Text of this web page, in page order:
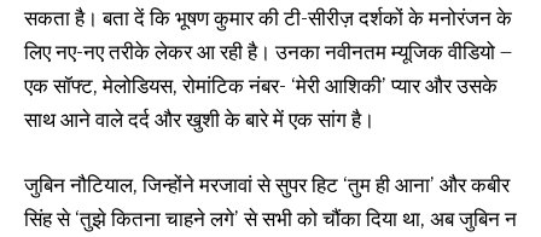
सकता है। बता दें कि भूषण कुमार की टी-सीरीज़ दर्शकों के मनोरंजन के
लिए नए-नए तरीके लेकर आ रही है। उनका नवीनतम म्यूजिक वीडियो –
एक सॉफ्ट, मेलोडियस, रोमांटिक नंबर- ‘मेरी आशिकी’ प्यार और उसके
साथ आने वाले दर्द और खुशी के बारे में एक सांग है।
जुबिन नौटियाल, जिन्होंने मरजावां से सुपर हिट ‘तुम ही आना’ और कबीर
सिंह से ‘तुझे कितना चाहने लगे’ से सभी को चौंका दिया था, अब जुबिन न